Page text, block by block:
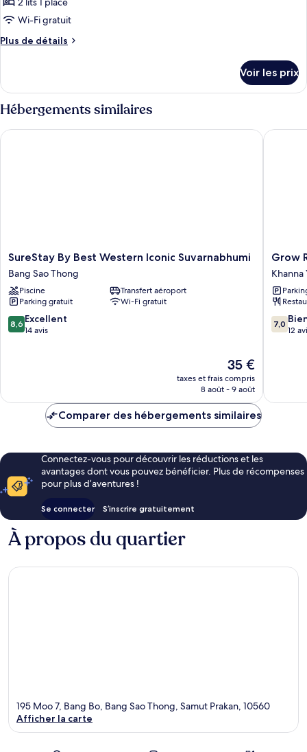
photos
pour
ce
chambre :
Superior
Twin
Room
Wi-Fi gratuit
Plus de détails
Plus
le
type
de
Superior
Voir les prix
Hébergements similaires
SureStay
By
Best
Western
Iconic
Suvarnabhumi
Bang
SureStay By Best Western Iconic Suvarnabhumi
Bang Sao Thong
Piscine
Transfert aéroport
Parking gratuit
Wi-Fi gratuit
8.6
sur
8,6 Excellent
14 avis
Le
nouveau
prix
de
35 €
taxes et frais compris
8 août - 9 août
SureStay By Best Western Iconic Suvarnabhumi
Grow
Khanna
Yao
Grow
Khanna
7.0
sur
7,0
12
Grow
Comparer des hébergements similaires
Connectez-vous pour découvrir les réductions et les
avantages dont vous pouvez bénéficier. Plus de récompenses
pour plus d’aventures !
Se connecter S’inscrire gratuitement
À propos du quartier
195 Moo 7, Bang Bo, Bang Sao Thong, Samut Prakan, 10560
Afficher la carte